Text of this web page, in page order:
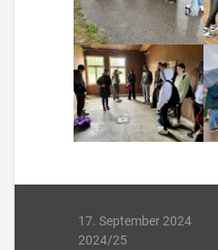
17. September 2024
2024/25